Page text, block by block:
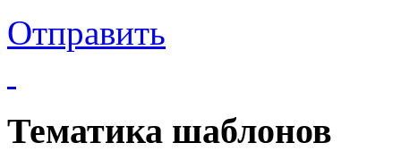
Отправить
Тематика шаблонов